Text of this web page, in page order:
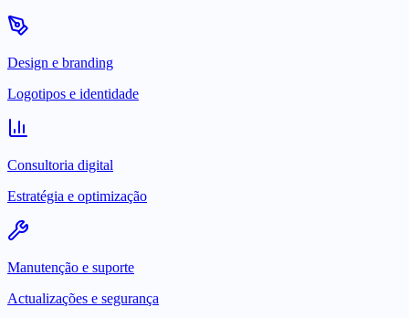
Design e branding
Logotipos e identidade
Consultoria digital
Estratégia e optimização
Manutenção e suporte
Actualizações e segurança